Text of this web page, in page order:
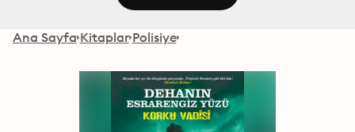
Ana Sayfa Kitaplar Polisiye